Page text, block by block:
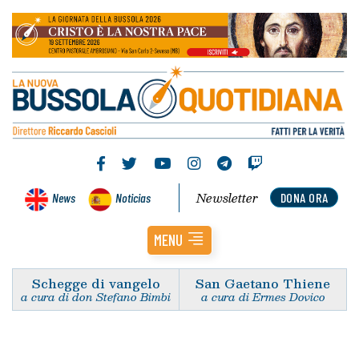
News Noticias DONA ORA
Newsletter
MENU
Schegge di vangelo
a cura di don Stefano Bimbi
San Gaetano Thiene
a cura di Ermes Dovico